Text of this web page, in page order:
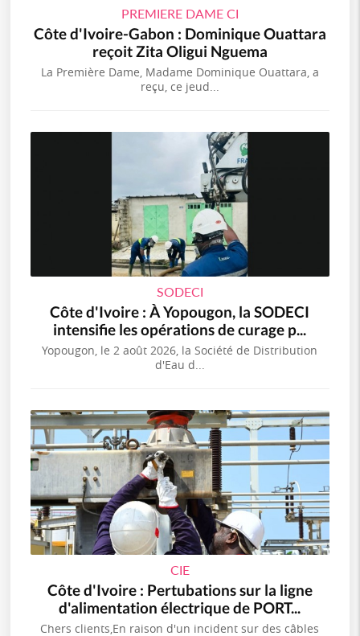
PREMIERE DAME CI
Côte d'Ivoire-Gabon : Dominique Ouattara
reçoit Zita Oligui Nguema
La Première Dame, Madame Dominique Ouattara, a
reçu, ce jeud...
SODECI
Côte d'Ivoire : À Yopougon, la SODECI
intensifie les opérations de curage p...
Yopougon, le 2 août 2026, la Société de Distribution
d'Eau d...
CIE
Côte d'Ivoire : Pertubations sur la ligne
d'alimentation électrique de PORT...
Chers clients,En raison d'un incident sur des câbles